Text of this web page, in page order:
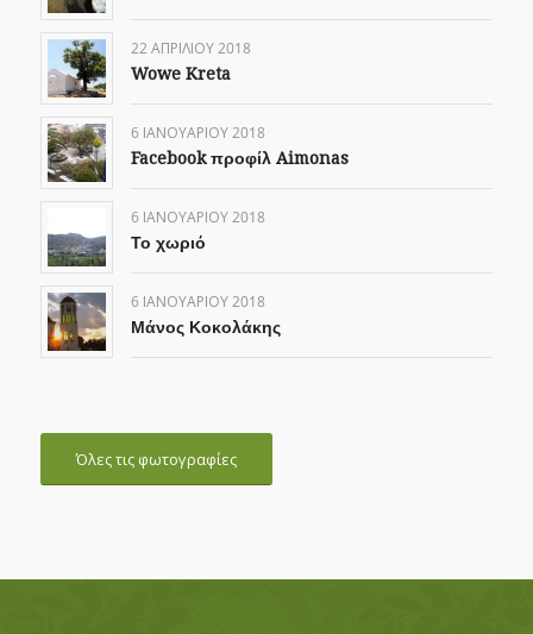
22 ΑΠΡΙΛΊΟΥ 2018
Wowe Kreta
6 ΙΑΝΟΥΑΡΊΟΥ 2018
Facebook προφίλ Aimonas
6 ΙΑΝΟΥΑΡΊΟΥ 2018
Το χωριό
6 ΙΑΝΟΥΑΡΊΟΥ 2018
Μάνος Κοκολάκης
Όλες τις φωτογραφίες